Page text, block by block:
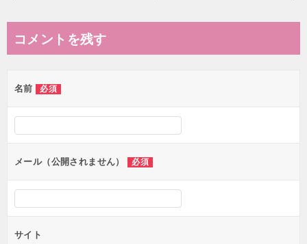
ビ
ー
シ
ョ
ン
コメントを残す
名前 必須
メール（公開されません） 必須
サイト